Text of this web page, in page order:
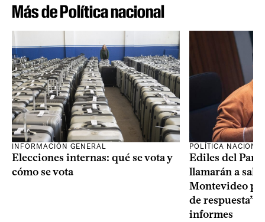
Más de Política nacional
INFORMACIÓN GENERAL
Elecciones internas: qué se vota y
cómo se vota
POLÍTICA
Ediles del
llamarán a sala
Montevideo
de respuesta”
informes